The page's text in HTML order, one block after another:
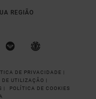
REGIÃO
DE PRIVACIDADE |
DE UTILIZAÇÂO |
|
POLÍTICA DE COOKIES